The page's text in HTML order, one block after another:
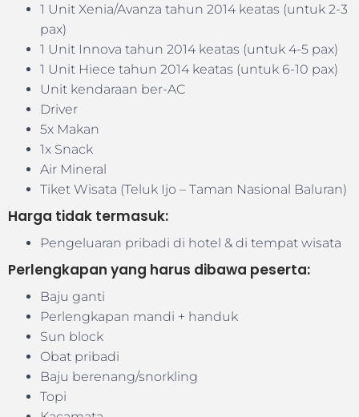
1 Unit Xenia/Avanza tahun 2014 keatas (untuk 2-3
pax)
1 Unit Innova tahun 2014 keatas (untuk 4-5 pax)
1 Unit Hiece tahun 2014 keatas (untuk 6-10 pax)
Unit kendaraan ber-AC
Driver
5x Makan
1x Snack
Air Mineral
Tiket Wisata (Teluk Ijo – Taman Nasional Baluran)
Harga tidak termasuk:
Pengeluaran pribadi di hotel & di tempat wisata
Perlengkapan yang harus dibawa peserta:
Baju ganti
Perlengkapan mandi + handuk
Sun block
Obat pribadi
Baju berenang/snorkling
Topi